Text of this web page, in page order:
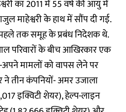
का 2011 में 55 वर्ष की आयु में
माहेश्वरी के हाथ में सौंप दी गई.
तक समूह के प्रबंध निदेशक थे.
परिवारों के बीच आखिरकार एक
मामलों को वापस लेने पर
ने तीन कंपनियों- अमर उजाला
इक्विटी शेयर), हेल्प-लाइन